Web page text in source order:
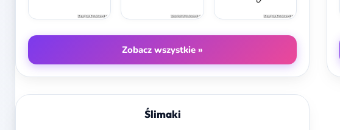
Zobacz wszystkie »
Ślimaki